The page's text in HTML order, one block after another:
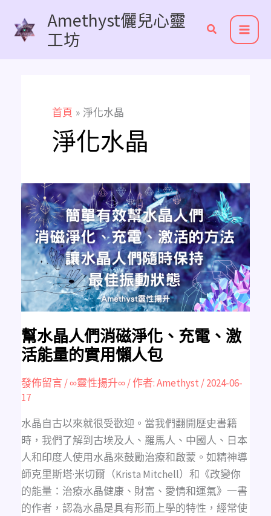
Amethyst儷兒心靈
工坊
首頁 淨化水晶
淨化水晶
幫水晶人們消磁淨化、充電、激
活能量的實用懶人包
發佈留言/∞靈性揚升∞/ 作者:Amethyst /2024-06-
17
水晶自古以來就很受歡迎。當我們翻開歷史書籍
時，我們了解到古埃及人、羅馬人、中國人、日本
人和印度人使用水晶來鼓勵治療和啟蒙。如精神導
師克里斯塔·米切爾（Krista Mitchell）和《改變你
的能量：治療水晶健康、財富、愛情和運氣》一書
的作者，認為水晶是具有形而上學的特性，經常使
幫
水
晶
人
們
消
磁
淨
化、
充
電、
激
活
量
的
用
懶
人
包